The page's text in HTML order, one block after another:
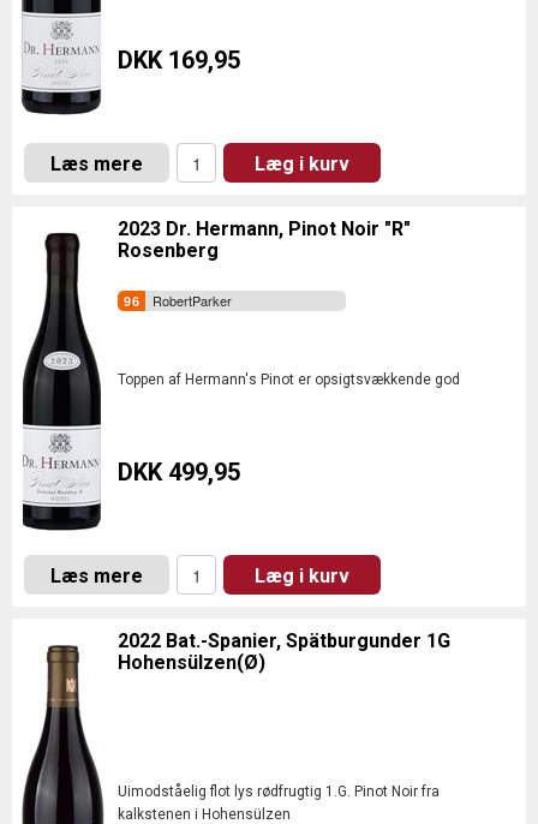
DKK 169,95
Læs mere Læg i kurv
2023 Dr. Hermann, Pinot Noir "R"
Rosenberg
RobertParker
Toppen af Hermann's Pinot er opsigtsvækkende god
DKK 499,95
Læs mere Læg i kurv
2022 Bat.-Spanier, Spätburgunder 1G
Hohensülzen(Ø)
Uimodståelig flot lys rødfrugtig 1.G. Pinot Noir fra
kalkstenen i Hohensülzen